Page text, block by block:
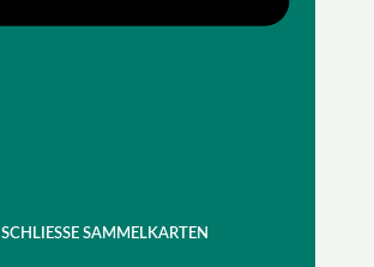
SCHLIESSE SAMMELKARTEN